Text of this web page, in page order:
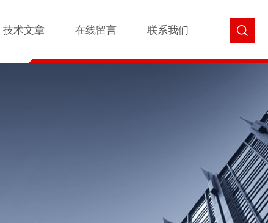
技术文章 在线留言 联系我们